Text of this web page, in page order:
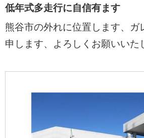
低年式多走行に自信有ます
熊谷市の外れに位置します、
申します、よろしくお願いいた